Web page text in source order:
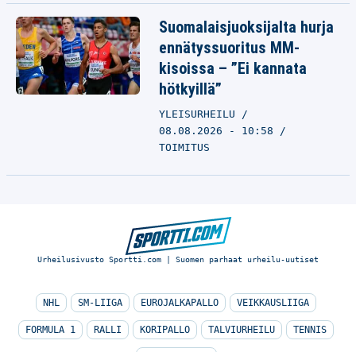
Suomalaisjuoksijalta hurja
ennätyssuoritus MM-
kisoissa – ”Ei kannata
hötkyillä”
YLEISURHEILU
08.08.2026 - 10:58
TOIMITUS
Urheilusivusto Sportti.com | Suomen parhaat urheilu-uutiset
NHL SM-LIIGA EUROJALKAPALLO VEIKKAUSLIIGA
FORMULA 1 RALLI KORIPALLO TALVIURHEILU TENNIS